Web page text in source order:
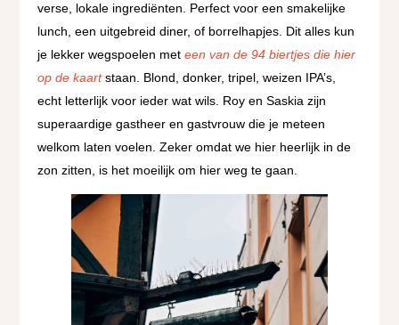
verse, lokale ingrediënten. Perfect voor een smakelijke
lunch, een uitgebreid diner, of borrelhapjes. Dit alles kun
je lekker wegspoelen meteen van de 94 biertjes die hier
op de kaartstaan. Blond, donker, tripel, weizen IPA’s,
echt letterlijk voor ieder wat wils. Roy en Saskia zijn
superaardige gastheer en gastvrouw die je meteen
welkom laten voelen. Zeker omdat we hier heerlijk in de
zon zitten, is het moeilijk om hier weg te gaan.